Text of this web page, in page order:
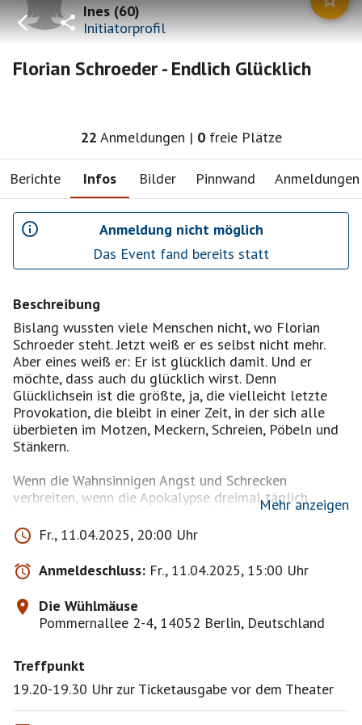
Ines(60)
Initiatorprofil
Florian Schroeder - Endlich Glücklich
22 Anmeldungen | 0 freie Plätze
Berichte Infos Bilder Pinnwand Anmeldungen
Anmeldung nicht möglich
Das Event fand bereits statt
Beschreibung
Bislang wussten viele Menschen nicht, wo Florian
Schroeder steht. Jetzt weiß er es selbst nicht mehr.
Aber eines weiß er: Er ist glücklich damit. Und er
möchte, dass auch du glücklich wirst. Denn
Glücklichsein ist die größte, ja, die vielleicht letzte
Provokation, die bleibt in einer Zeit, in der sich alle
überbieten im Motzen, Meckern, Schreien, Pöbeln und
Stänkern.
Wenn die Wahnsinnigen Angst und Schrecken
verbreiten, wenn die Apokalypse dreimal täglich
kommt, dann braucht es einen wie ihn, der einfach Mut
macht. Endlich Glücklich – das ist Schroeders Mantra.
Natürlich ist die Welt aus den Fugen – aber seine
eben nicht. Und deine muss das auch nicht sein.
Bei Schroeder läuft´s: Alles ist in Butter, alles ist
save, alles gibt es doppelt und dreifach in trockenen
Tüchern. Den Bausparvertrag, die Lebensversicherung,
teilen – aber nicht mit allen und nicht mit jedem –
also schon mal nicht in den sozialen Medien. Sondern
mit Freunden – denn Freunde sagen sich alles. Mit
Mehr anzeigen
Fr., 11.04.2025, 20:00 Uhr
Anmeldeschluss: Fr., 11.04.2025, 15:00 Uhr
Die Wühlmäuse
Pommernallee 2-4, 14052 Berlin, Deutschland
Treffpunkt
19.20-19.30 Uhr zur Ticketausgabe vor dem Theater